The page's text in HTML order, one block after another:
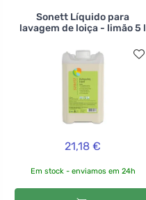
Sonett Líquido para
lavagem de loiça - limão 5 l
21,18 €
Em stock - enviamos em 24h